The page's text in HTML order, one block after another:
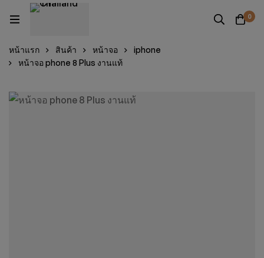
0
หน้าแรก สินค้า หน้าจอ
iphone
หน้าจอ phone 8 Plus งานแท้